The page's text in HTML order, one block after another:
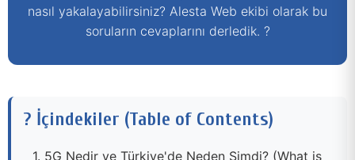
nasıl yakalayabilirsiniz? Alesta Web ekibi olarak bu
soruların cevaplarını derledik. ?
? İçindekiler (Table of Contents)
1. 5G Nedir ve Türkiye'de Neden Şimdi? (What is